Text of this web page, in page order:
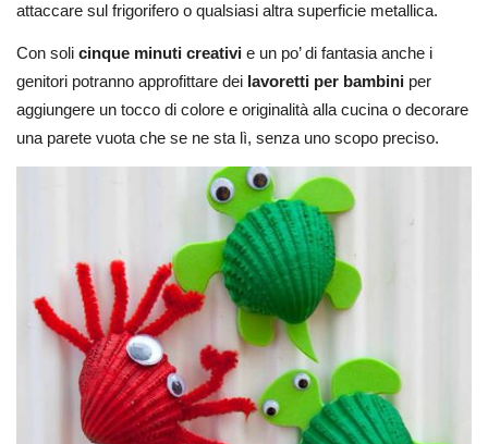
attaccare sul frigorifero o qualsiasi altra superficie metallica.
Con soli cinque minuti creativi e un po’ di fantasia anche i
genitori potranno approfittare dei lavoretti per bambini per
aggiungere un tocco di colore e originalità alla cucina o decorare
una parete vuota che se ne sta lì, senza uno scopo preciso.